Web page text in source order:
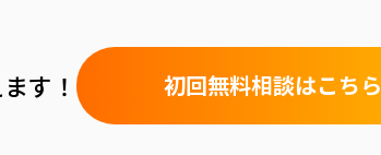
す！ 初回無料相談はこちら